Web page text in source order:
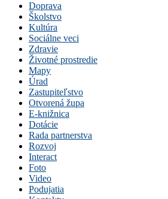
Doprava
Školstvo
Kultúra
Sociálne veci
Zdravie
Životné prostredie
Mapy
Úrad
Zastupiteľstvo
Otvorená župa
E-knižnica
Dotácie
Rada partnerstva
Rozvoj
Interact
Foto
Video
Podujatia